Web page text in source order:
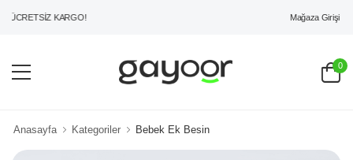
KARGO! Mağaza Girişi
0
Anasayfa Kategoriler Bebek Ek Besin